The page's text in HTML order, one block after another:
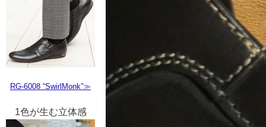
RG-6008 “SwirlMonk”≫
1色が生む立体感